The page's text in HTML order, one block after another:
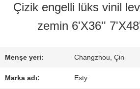
HAKKIMIZDA
FABRIKA
TURU
Çizik engelli lüks vinil
zemin 6'X36''
Menşe yeri: Changzhou, Çin
Marka adı: Esty